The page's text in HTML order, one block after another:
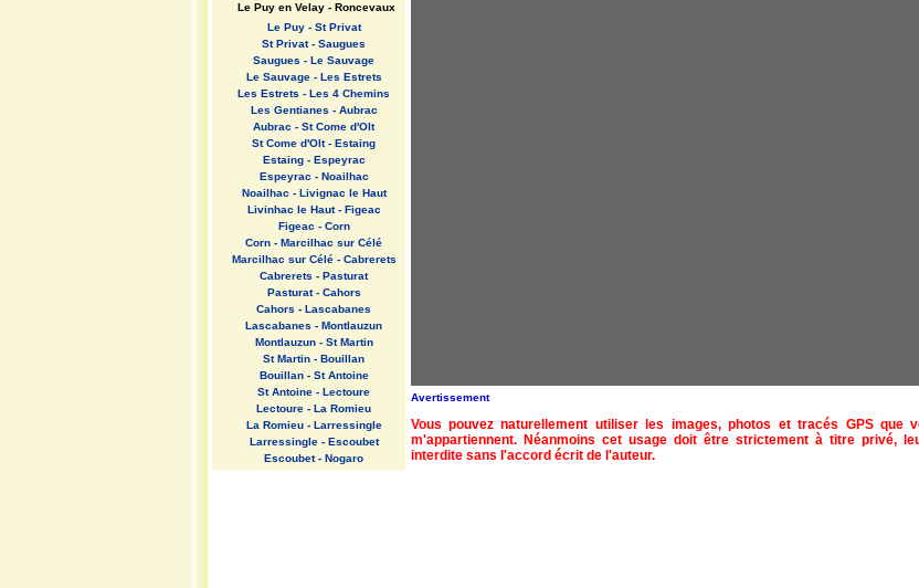
Le Puy en Velay - Roncevaux
Le Puy - St Privat
St Privat - Saugues
Saugues - Le Sauvage
Le Sauvage - Les Estrets
Les Estrets - Les 4 Chemins
Les Gentianes - Aubrac
Aubrac - St Come d'Olt
St Come d'Olt - Estaing
Estaing - Espeyrac
Espeyrac - Noailhac
Noailhac - Livignac le Haut
Livinhac le Haut - Figeac
Figeac - Corn
Corn - Marcilhac sur Célé
Marcilhac sur Célé - Cabrerets
Cabrerets - Pasturat
Pasturat - Cahors
Cahors - Lascabanes
Lascabanes - Montlauzun
Montlauzun - St Martin
St Martin - Bouillan
Bouillan - St Antoine
St Antoine - Lectoure
Lectoure - La Romieu
La Romieu - Larressingle
Larressingle - Escoubet
Escoubet - Nogaro
Avertissement
Vous pouvez naturellement utiliser les images, photos et tracés GPS
m'appartiennent. Néanmoins cet usage doit être strictement à titre privé,
interdite sans l'accord écrit de l'auteur.